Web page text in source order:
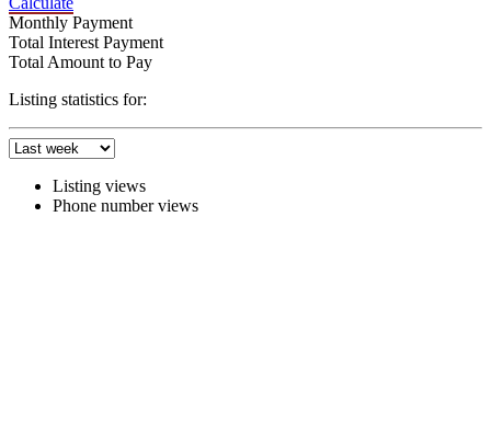
Monthly Payment
Total Interest Payment
Total Amount to Pay
Listing statistics for:
Listing views
Phone number views